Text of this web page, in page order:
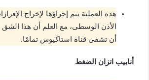
هذه العملية يتم إجراؤها لإخراج
الأذن الوسطى، مع العلم أن هذا الشق
أن تشفى قناة استاكيوس تمامًا.
أنابيب اتزان الضغط